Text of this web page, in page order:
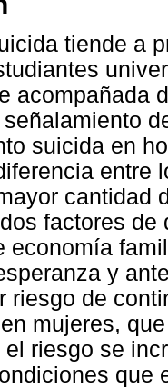
tiende a
acompañada
suicida en
entre
cantidad
factores
economía
y
riesgo de
mujeres,
el riesgo se
que